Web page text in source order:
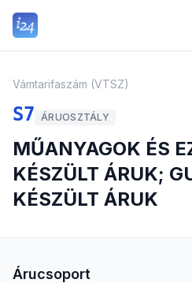
Vámtarifaszám (VTSZ)
S7 ÁRUOSZTÁLY
MŰANYAGOK ÉS
KÉSZÜLT ÁRUK;
KÉSZÜLT ÁRUK
Árucsoport